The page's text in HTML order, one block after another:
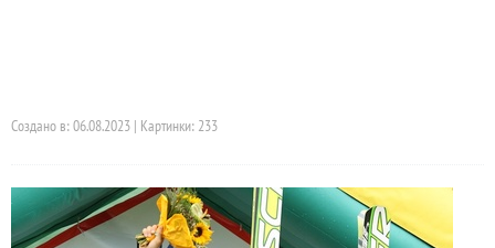
Создано в: 06.08.2023 | Картинки: 233